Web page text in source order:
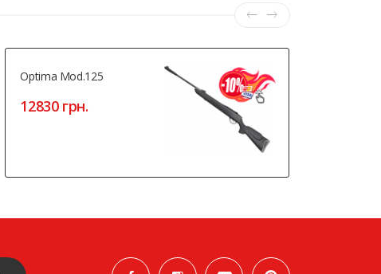
Optima Mod.125
12830 грн.